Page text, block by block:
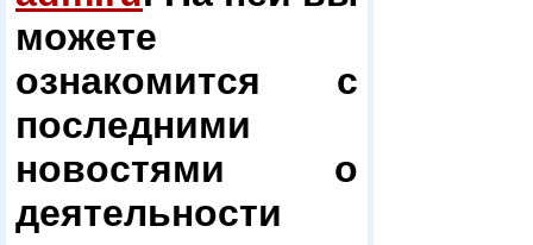
можете
ознакомится с
последними
новостями о
деятельности